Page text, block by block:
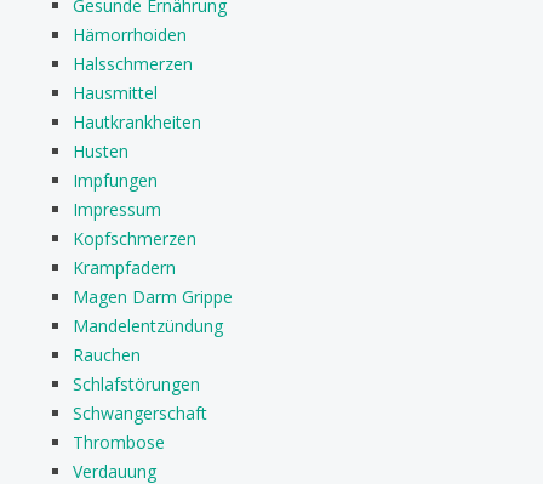
Gesunde Ernährung
Hämorrhoiden
Halsschmerzen
Hausmittel
Hautkrankheiten
Husten
Impfungen
Impressum
Kopfschmerzen
Krampfadern
Magen Darm Grippe
Mandelentzündung
Rauchen
Schlafstörungen
Schwangerschaft
Thrombose
Verdauung